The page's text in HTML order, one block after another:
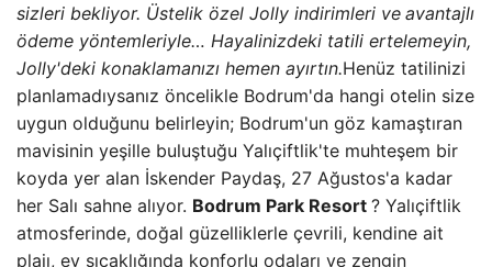
sizleri bekliyor. Üstelik özel Jolly indirimleri ve avantajlı
ödeme yöntemleriyle… Hayalinizdeki tatili ertelemeyin,
Jolly'deki konaklamanızı hemen ayırtın.Henüz tatilinizi
planlamadıysanız öncelikle Bodrum'da hangi otelin size
uygun olduğunu belirleyin; Bodrum'un göz kamaştıran
mavisinin yeşille buluştuğu Yalıçiftlik'te muhteşem bir
koyda yer alan İskender Paydaş, 27 Ağustos'a kadar
her Salı sahne alıyor. Bodrum Park Resort ? Yalıçiftlik
atmosferinde, doğal güzelliklerle çevrili, kendine ait
plajı, ev sıcaklığında konforlu odaları ve zengin